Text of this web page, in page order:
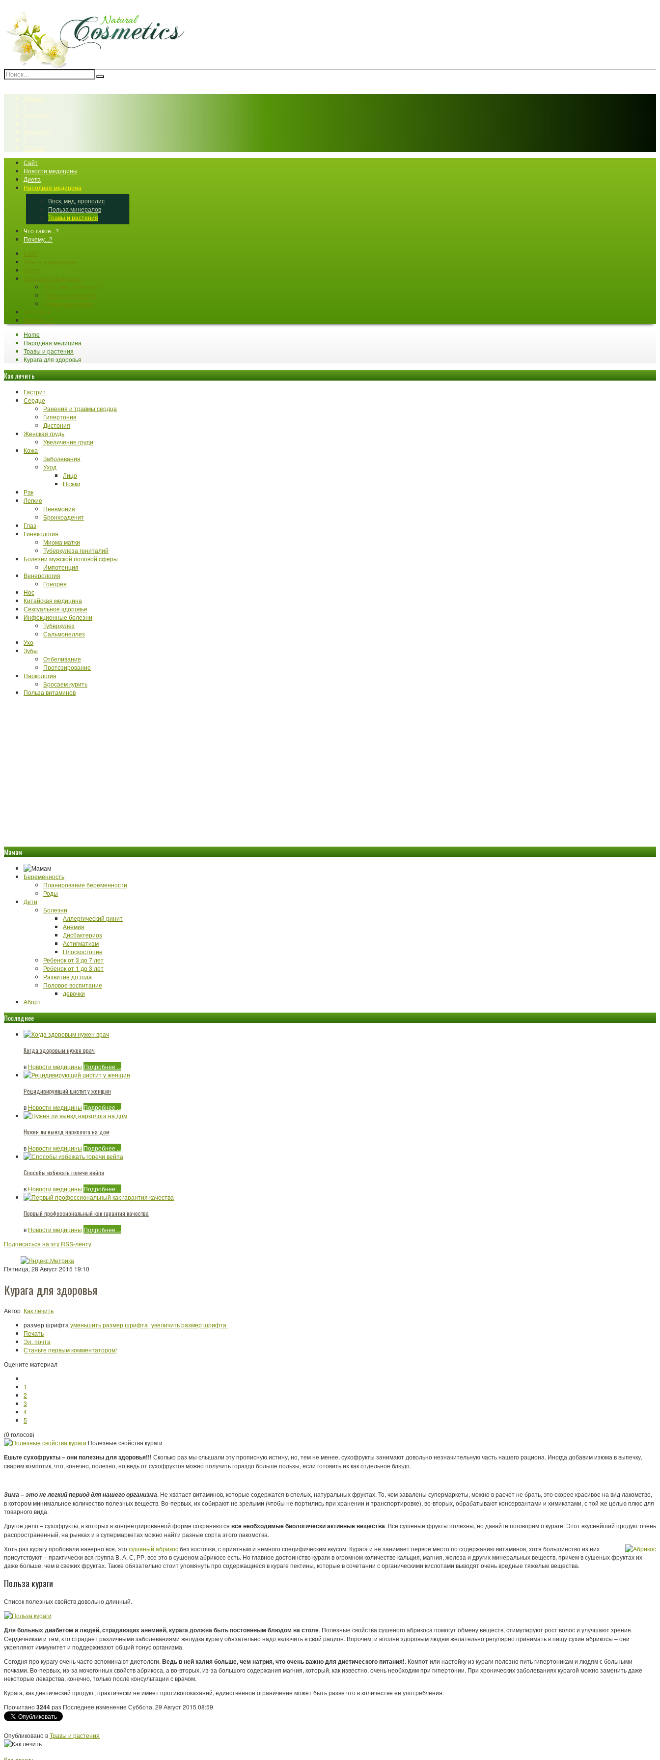
Сайт
Новости медицины
Диета
Народная медицина
Воск, мед, прополис
Польза минералов
Травы и растения
Что такое...?
Почему...?
Сайт
Что такое...?
Почему...?
Home
Народная медицина
Травы и растения
Курага для здоровья
Как лечить
Гастрит
Сердце
Ранения и травмы сердца
Гипертония
Дистония
Женская грудь
Увеличение груди
Кожа
Заболевания
Уход
Лицо
Ножки
Рак
Легкие
Пневмония
Бронхоаденит
Глаз
Гинекология
Миома матки
Туберкулеза гениталий
Болезни мужской половой сферы
Импотенция
Венерология
Гонорея
Нос
Китайская медицина
Сексуальное здоровье
Инфекционные болезни
Туберкулез
Сальмонеллез
Ухо
Зубы
Отбеливание
Протезирование
Наркология
Бросаем курить
Польза витаминов
Мамам
Беременность
Планирование беременности
Роды
Дети
Болезни
Аллергический ринит
Анемия
Дисбактериоз
Астигматизм
Плоскостопие
Ребенок от 3 до 7 лет
Ребенок от 1 до 3 лет
Развитие до года
Половое воспитание
девочки
Аборт
Последнее
Когда здоровым нужен врач
в Новости медицины Подробнее ...
Рецидивирующий цистит у женщин
в Новости медицины Подробнее ...
Нужен ли выезд нарколога на дом
в Новости медицины Подробнее ...
Способы избежать горечи вейпа
в Новости медицины Подробнее ...
Первый профессиональный как гарантия качества
в Новости медицины Подробнее ...
Подписаться на эту RSS-ленту
Пятница, 28 Август 2015 19:10
Курага для здоровья
Автор Как лечить
размер шрифта уменьшить размер шрифта увеличить размер шрифта
Печать
Эл. почта
Станьте первым комментатором!
Оцените материал
1
2
3
4
5
(0 голосов)
Полезные свойства кураги
Ешьте сухофрукты – они полезны для здоровья!!! Сколько раз мы слышали эту прописную истину, но, тем не менее, сухофрукты занимают довольно незначительную часть нашего рациона. Иногда добавим изюма в выпечку,
сварим компотик, что, конечно, полезно, но ведь от сухофруктов можно получить гораздо больше пользы, если готовить их как отдельное блюдо.
Зима – это не легкий период для нашего организма. Не хватает витаминов, которые содержатся в спелых, натуральных фруктах. То, чем завалены супермаркеты, можно в расчет не брать, это скорее красивое на вид лакомство,
в котором минимальное количество полезных веществ. Во-первых, их собирают не зрелыми (чтобы не портились при хранении и транспортировке), во-вторых, обрабатывают консервантами и химикатами, с той же целью плюс для
товарного вида.
Другое дело – сухофрукты, в которых в концентрированной форме сохраняются все необходимые биологически активные вещества. Все сушеные фрукты полезны, но давайте поговорим о кураге. Этот вкуснейший продукт очень
распространенный, на рынках и в супермаркетах можно найти разные сорта этого лакомства.
Хоть раз курагу пробовали наверно все, этосушеный абрикосбез косточки, с приятным и немного специфическим вкусом. Курага и не занимает первое место по содержанию витаминов, хотя большинство из них
присутствуют – практически вся группа В, А, С, РР, все это в сушеном абрикосе есть. Но главное достоинство кураги в огромном количестве кальция, магния, железа и других минеральных веществ, причем в сушеных фруктах их
даже больше, чем в свежих фруктах. Также обязательно стоит упомянуть про содержащиеся в кураге пектины, которые в сочетании с органическими кислотами выводят очень вредные тяжелые вещества.
Польза кураги
Список полезных свойств довольно длинный.
Для больных диабетом и людей, страдающих анемией, курага должна быть постоянным блюдом на столе. Полезные свойства сушеного абрикоса помогут обмену веществ, стимулируют рост волос и улучшают зрение.
Сердечникам и тем, кто страдает различными заболеваниями желудка курагу обязательно надо включить в свой рацион. Впрочем, и вполне здоровым людям желательно регулярно принимать в пищу сухие абрикосы – они
укрепляют иммунитет и поддерживают общий тонус организма.
Сегодня про курагу очень часто вспоминают диетологи. Ведь в ней калия больше, чем натрия, что очень важно для диетического питания!. Компот или настойку из кураги полезно пить гипертоникам и людям с больными
почками. Во-первых, из-за мочегонных свойств абрикоса, а во-вторых, из-за большого содержания магния, который, как известно, очень необходим при гипертонии. При хронических заболеваниях курагой можно заменить даже
некоторые лекарства, конечно, только после консультации с врачом.
Курага, как диетический продукт, практически не имеет противопоказаний, единственное ограничение может быть разве что в количестве ее употребления.
Прочитано3244раз Последнее изменение Суббота, 29 Август 2015 08:59
Опубликовано вТравы и растения